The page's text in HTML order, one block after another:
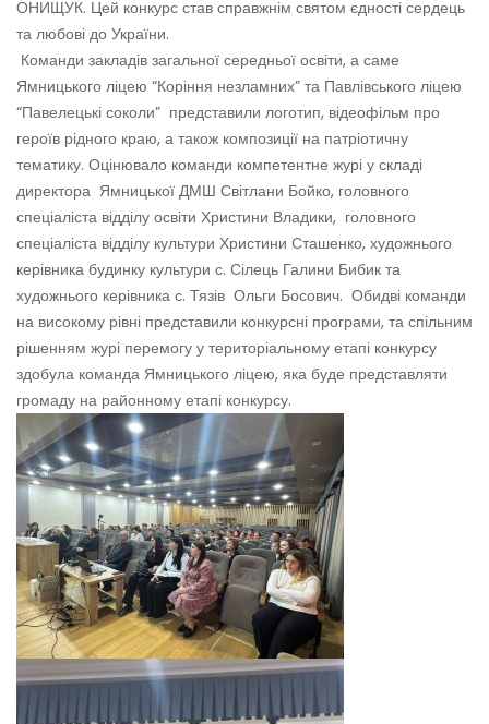
ОНИЩУК. Цей конкурс став справжнім святом єдності сердець
та любові до України.
Команди закладів загальної середньої освіти, а саме
Ямницького ліцею “Коріння незламних” та Павлівського ліцею
“Павелецькі соколи” представили логотип, відеофільм про
героїв рідного краю, а також композиції на патріотичну
тематику. Оцінювало команди компетентне журі у складі
директора Ямницької ДМШ Світлани Бойко, головного
спеціаліста відділу освіти Христини Владики, головного
спеціаліста відділу культури Христини Сташенко, художнього
керівника будинку культури с. Сілець Галини Бибик та
художнього керівника с. Тязів Ольги Босович. Обидві команди
на високому рівні представили конкурсні програми, та спільним
рішенням журі перемогу у територіальному етапі конкурсу
здобула команда Ямницького ліцею, яка буде представляти
громаду на районному етапі конкурсу.